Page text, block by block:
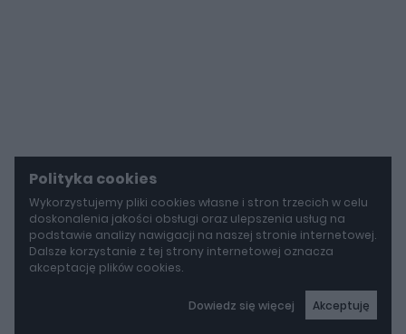
Polityka cookies
Wykorzystujemy pliki cookies własne i stron trzecich w celu
doskonalenia jakości obsługi oraz ulepszenia usług na
podstawie analizy nawigacji na naszej stronie internetowej.
Dalsze korzystanie z tej strony internetowej oznacza
akceptację plików cookies.
Dowiedz się więcej Akceptuję